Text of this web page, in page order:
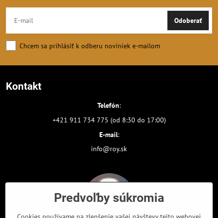
Odoberať
Chcem sa prihlásiť k odberu noviniek e-mailom
Kontakt
Telefón:
+421 911 734 775 (od 8:30 do 17:00)
E-mail:
info@roy.sk
Predvoľby súkromia